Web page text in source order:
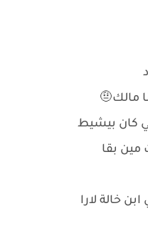
مالك🤨
كان بيشيط
مين بقا
خالة لارا